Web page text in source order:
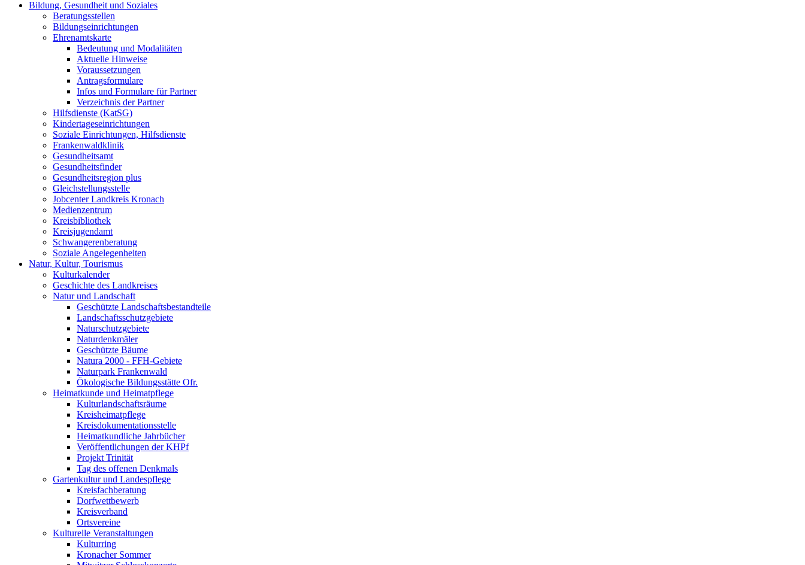
Bildung, Gesundheit und Soziales
Beratungsstellen
Bildungseinrichtungen
Ehrenamtskarte
Bedeutung und Modalitäten
Aktuelle Hinweise
Voraussetzungen
Antragsformulare
Infos und Formulare für Partner
Verzeichnis der Partner
Hilfsdienste (KatSG)
Kindertageseinrichtungen
Soziale Einrichtungen, Hilfsdienste
Frankenwaldklinik
Gesundheitsamt
Gesundheitsfinder
Gesundheitsregion plus
Gleichstellungsstelle
Jobcenter Landkreis Kronach
Medienzentrum
Kreisbibliothek
Kreisjugendamt
Schwangerenberatung
Soziale Angelegenheiten
Natur, Kultur, Tourismus
Kulturkalender
Geschichte des Landkreises
Natur und Landschaft
Geschützte Landschaftsbestandteile
Landschaftsschutzgebiete
Naturschutzgebiete
Naturdenkmäler
Geschützte Bäume
Natura 2000 - FFH-Gebiete
Naturpark Frankenwald
Ökologische Bildungsstätte Ofr.
Heimatkunde und Heimatpflege
Kulturlandschaftsräume
Kreisheimatpflege
Kreisdokumentationsstelle
Heimatkundliche Jahrbücher
Veröffentlichungen der KHPf
Projekt Trinität
Tag des offenen Denkmals
Gartenkultur und Landespflege
Kreisfachberatung
Dorfwettbewerb
Kreisverband
Ortsvereine
Kulturelle Veranstaltungen
Kulturring
Kronacher Sommer